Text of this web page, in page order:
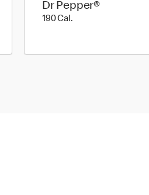
Dr Pepper®
190 Cal.190 Cal.